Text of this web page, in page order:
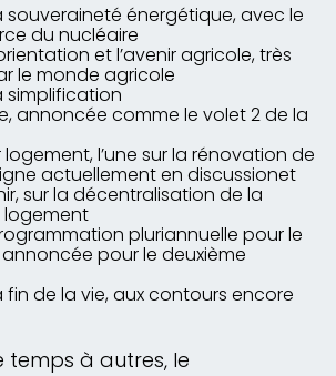
souveraineté énergétique, avec le
du nucléaire
et l’avenir agricole, très
le monde agricole
simplification
annoncée comme le volet 2 de la
logement, l’une sur la rénovation de
actuellement en discussionet
sur la décentralisation de la
pluriannuelle pour le
pour le deuxième
fin de la vie, aux contours encore
temps à autres, le